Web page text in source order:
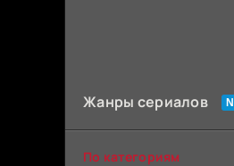
Жанры сериалов
По категориям